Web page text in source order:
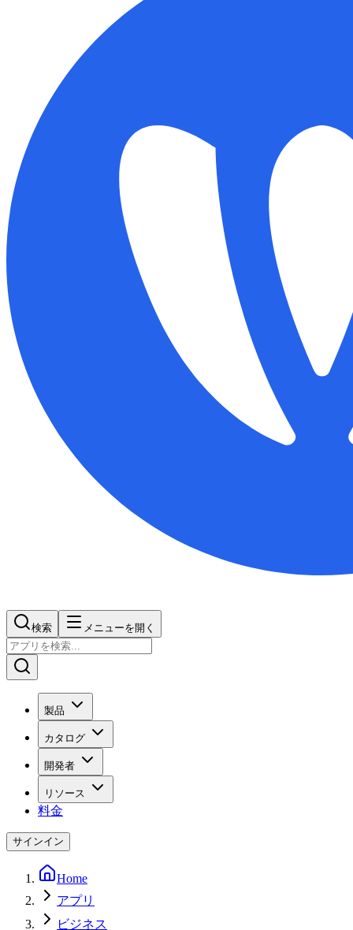
検索 メニューを開く
製品
カタログ
開発者
リソース
料金
サインイン
Home
アプリ
ビジネス